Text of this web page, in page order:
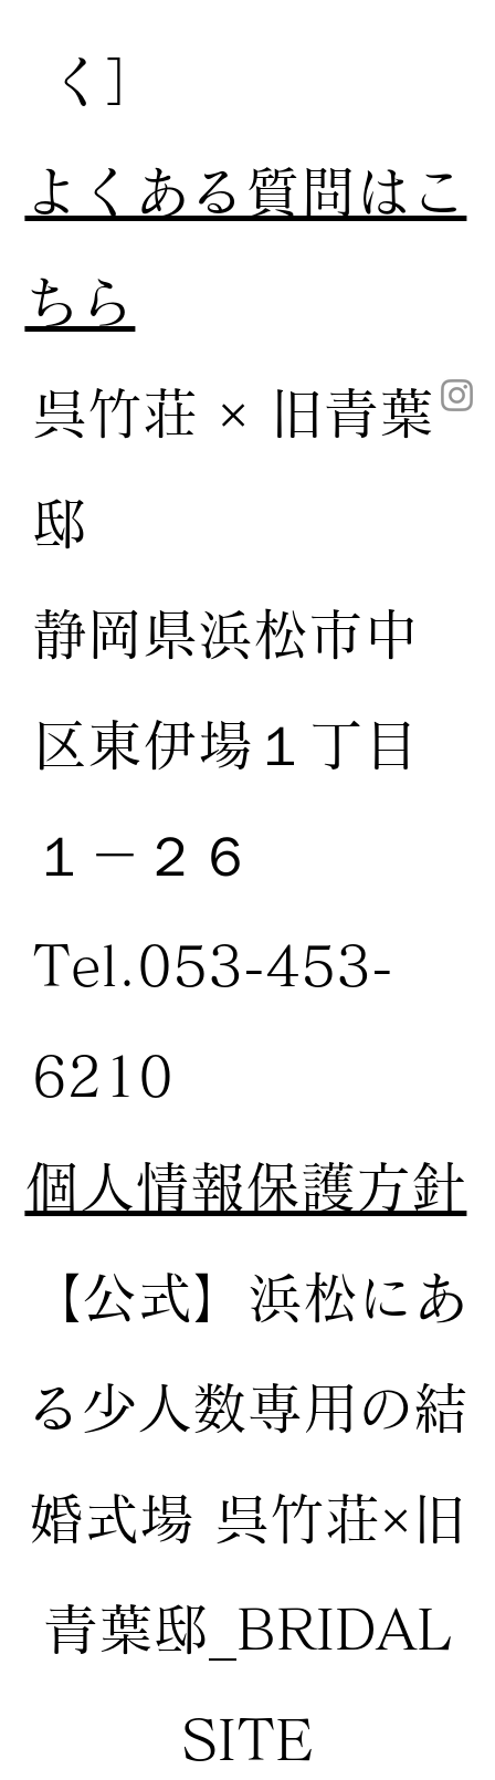
く］
呉竹荘 × 旧青葉
邸
静岡県浜松市中
区東伊場１丁目
１－２６
Tel.053-453-
6210
個人情報保護方針
【公式】 浜松にあ
る少人数専用の結
婚式場 呉竹荘×旧
青葉邸_BRIDAL
SITE
​よくある質問はこ
ちら